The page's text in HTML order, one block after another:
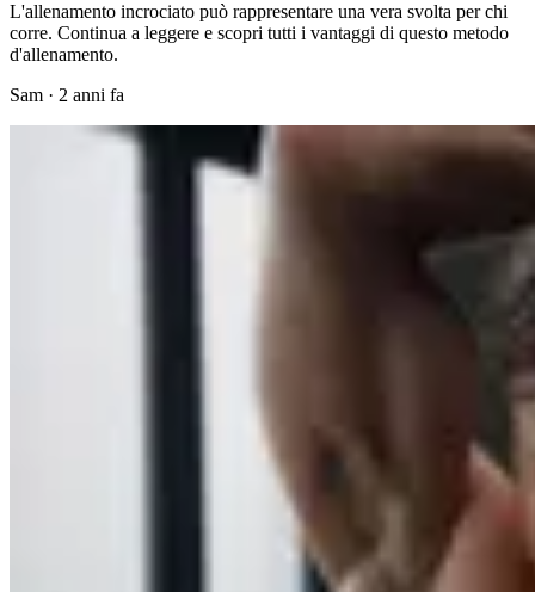
L'allenamento incrociato può rappresentare una vera svolta per chi
corre. Continua a leggere e scopri tutti i vantaggi di questo metodo
d'allenamento.
Sam · 2 anni fa